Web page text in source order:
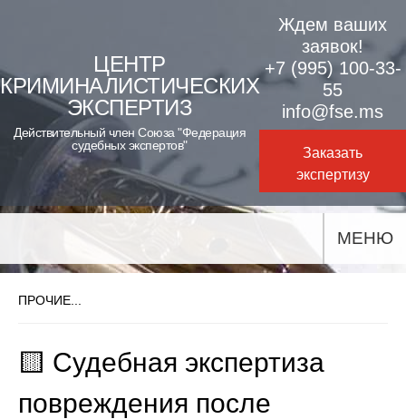
content
ЦЕНТР
КРИМИНАЛИСТИЧЕСКИХ
ЭКСПЕРТИЗ
Действительный член Союза "Федерация
судебных экспертов"
Ждем ваших
заявок!
+7 (995) 100-33-
55
info@fse.ms
Заказать
экспертизу
МЕНЮ
ПРОЧИЕ...
🟨 Судебная экспертиза
повреждения после